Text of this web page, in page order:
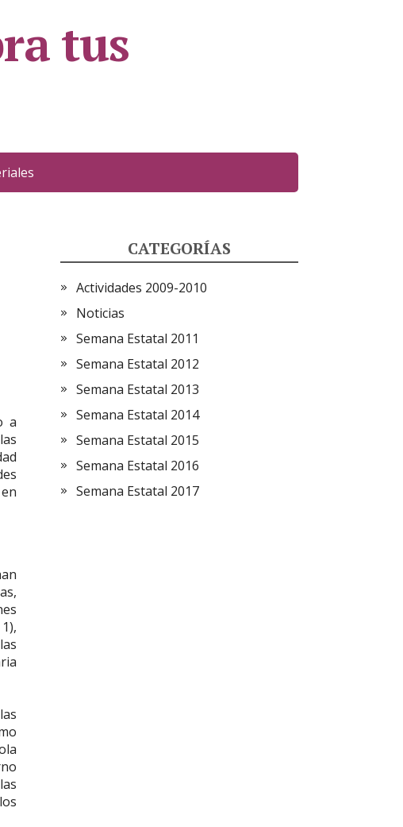
tus
a
CATEGORÍAS
Actividades 2009-2010
Noticias
Semana Estatal 2011
Semana Estatal 2012
Semana Estatal 2013
Semana Estatal 2014
Semana Estatal 2015
Semana Estatal 2016
Semana Estatal 2017